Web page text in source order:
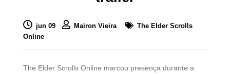
jun 09 Mairon Vieira
The Elder Scrolls
Online
The Elder Scrolls Online marcou presença durante a